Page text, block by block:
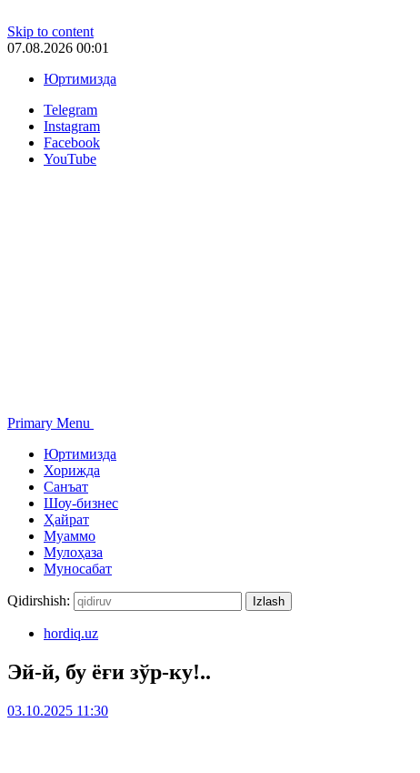
Skip to content
07.08.2026 00:01
Юртимизда
Telegram
Instagram
Facebook
YouTube
Primary Menu
Юртимизда
Хорижда
Санъат
Шоу-бизнес
Ҳайрат
Муаммо
Мулоҳаза
Муносабат
Qidirshish:
hordiq.uz
Эй-й, бу ёғи зўр-ку!..
03.10.2025 11:30